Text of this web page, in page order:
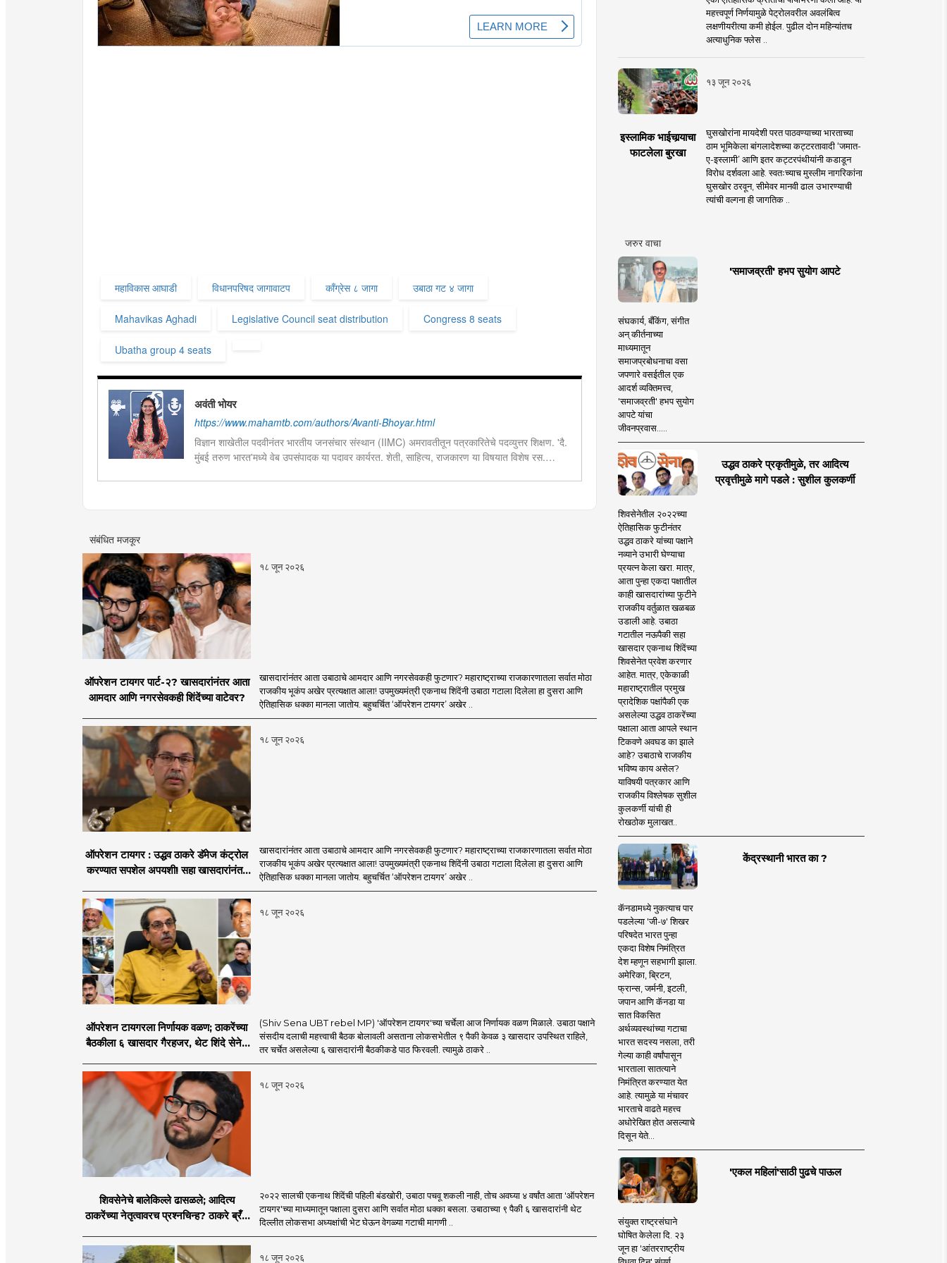
महाविकास आघाडी विधानपरिषद जागावाटप काँग्रेस ८ जागा उबाठा गट ४ जागा
Mahavikas Aghadi Legislative Council seat distribution Congress 8 seats
Ubatha group 4 seats
अवंती भोयर
https://www.mahamtb.com/authors/Avanti-Bhoyar.html
विज्ञान शाखेतील पदवीनंतर भारतीय जनसंचार संस्थान (IIMC) अमरावतीतून पत्रकारितेचे पदव्युत्तर शिक्षण. 'दै.
मुंबई तरुण भारत'मध्ये वेब उपसंपादक या पदावर कार्यरत. शेती, साहित्य, राजकारण या विषयात विशेष रस.
संबंधित मजकूर
१८ जून २०२६
ऑपरेशन टायगर पार्ट-२? खासदारांनंतर आता
आमदार आणि नगरसेवकही शिंदेंच्या वाटेवर?
खासदारांनंतर आता उबाठाचे आमदार आणि नगरसेवकही फुटणार? महाराष्ट्राच्या राजकारणातला सर्वात मोठा
राजकीय भूकंप अखेर प्रत्यक्षात आला! उपमुख्यमंत्री एकनाथ शिंदेंनी उबाठा गटाला दिलेला हा दुसरा आणि
ऐतिहासिक धक्का मानला जातोय. बहुचर्चित ‘ऑपरेशन टायगर’ अखेर ..
१८ जून २०२६
ऑपरेशन टायगर : उद्धव ठाकरे डॅमेज कंट्रोल
करण्यात सपशेल अपयशी! सहा खासदारांनंतर
चर्चा सुरू
खासदारांनंतर आता उबाठाचे आमदार आणि नगरसेवकही फुटणार? महाराष्ट्राच्या राजकारणातला सर्वात मोठा
राजकीय भूकंप अखेर प्रत्यक्षात आला! उपमुख्यमंत्री एकनाथ शिंदेंनी उबाठा गटाला दिलेला हा दुसरा आणि
ऐतिहासिक धक्का मानला जातोय. बहुचर्चित ‘ऑपरेशन टायगर’ अखेर ..
१८ जून २०२६
ऑपरेशन टायगरला निर्णायक वळण; ठाकरेंच्या
बैठकीला ६ खासदार गैरहजर, थेट शिंदे सेनेत
(Shiv Sena UBT rebel MP) 'ऑपरेशन टायगर'च्या चर्चेला आज निर्णायक वळण मिळाले. उबाठा पक्षाने
संसदीय दलाची महत्त्वाची बैठक बोलावली असताना लोकसभेतील ९ पैकी केवळ ३ खासदार उपस्थित राहिले,
तर चर्चेत असलेल्या ६ खासदारांनी बैठकीकडे पाठ फिरवली. त्यामुळे ठाकरे ..
१८ जून २०२६
शिवसेनेचे बालेकिल्ले ढासळले; आदित्य
ठाकरेंच्या नेतृत्वावरच प्रश्नचिन्ह? ठाकरे ब्रँड
२०२२ सालची एकनाथ शिंदेंची पहिली बंडखोरी, उबाठा पचवू शकली नाही, तोच अवघ्या ४ वर्षांत आता 'ऑपरेशन
टायगर'च्या माध्यमातून पक्षाला दुसरा आणि सर्वात मोठा धक्का बसला. उबाठाच्या ९ पैकी ६ खासदारांनी थेट
दिल्लीत लोकसभा अध्यक्षांची भेट घेऊन वेगळ्या गटाची मागणी ..
१८ जून २०२६
महत्त्वपूर्ण निर्णयामुळे पेट्रोलवरील अवलंबित्व
लक्षणीयरीत्या कमी होईल. पुढील दोन महिन्यांतच
अत्याधुनिक फ्लेस ..
१३ जून २०२६
इस्लामिक भाईचार्‍याचा
फाटलेला बुरखा
घुसखोरांना मायदेशी परत पाठवण्याच्या भारताच्या
ठाम भूमिकेला बांगलादेशच्या कट्टरतावादी ‘जमात-
ए-इस्लामी’ आणि इतर कट्टरपंथीयांनी कडाडून
विरोध दर्शवला आहे. स्वतःच्याच मुस्लीम नागरिकांना
घुसखोर ठरवून, सीमेवर मानवी ढाल उभारण्याची
त्यांची वल्गना ही जागतिक ..
जरुर वाचा
'समाजव्रती' हभप सुयोग आपटे
संघकार्य, बँकिंग, संगीत
अन् कीर्तनाच्या
माध्यमातून
समाजप्रबोधनाचा वसा
जपणारे वसईतील एक
आदर्श व्यक्तिमत्त्व,
'समाजव्रती' हभप सुयोग
आपटे यांचा
जीवनप्रवास.....
उद्धव ठाकरे प्रकृतीमुळे, तर आदित्य
प्रवृत्तीमुळे मागे पडले : सुशील कुलकर्णी
शिवसेनेतील २०२२च्या
ऐतिहासिक फुटीनंतर
उद्धव ठाकरे यांच्या पक्षाने
नव्याने उभारी घेण्याचा
प्रयत्न केला खरा. मात्र,
आता पुन्हा एकदा पक्षातील
काही खासदारांच्या फुटीने
राजकीय वर्तुळात खळबळ
उडाली आहे. उबाठा
गटातील नऊपैकी सहा
खासदार एकनाथ शिंदेंच्या
शिवसेनेत प्रवेश करणार
आहेत. मात्र, एकेकाळी
महाराष्ट्रातील प्रमुख
प्रादेशिक पक्षांपैकी एक
असलेल्या उद्धव ठाकरेंच्या
पक्षाला आता आपले स्थान
टिकवणे अवघड का झाले
आहे? उबाठाचे राजकीय
भविष्य काय असेल?
याविषयी पत्रकार आणि
राजकीय विश्लेषक सुशील
कुलकर्णी यांची ही
रोखठोक मुलाखत..
केंद्रस्थानी भारत का ?
कॅनडामध्ये नुकत्याच पार
पडलेल्या 'जी-७' शिखर
परिषदेत भारत पुन्हा
एकदा विशेष निमंत्रित
देश म्हणून सहभागी झाला.
अमेरिका, ब्रिटन,
फ्रान्स, जर्मनी, इटली,
जपान आणि कॅनडा या
सात विकसित
अर्थव्यवस्थांच्या गटाचा
भारत सदस्य नसला, तरी
गेल्या काही वर्षांपासून
भारताला सातत्याने
निमंत्रित करण्यात येत
आहे. त्यामुळे या मंचावर
भारताचे वाढते महत्त्व
अधोरेखित होत असल्याचे
दिसून येते...
'एकल महिलां'साठी पुढचे पाऊल
संयुक्त राष्ट्रसंघाने
घोषित केलेला दि. २३
जून हा 'आंतरराष्ट्रीय